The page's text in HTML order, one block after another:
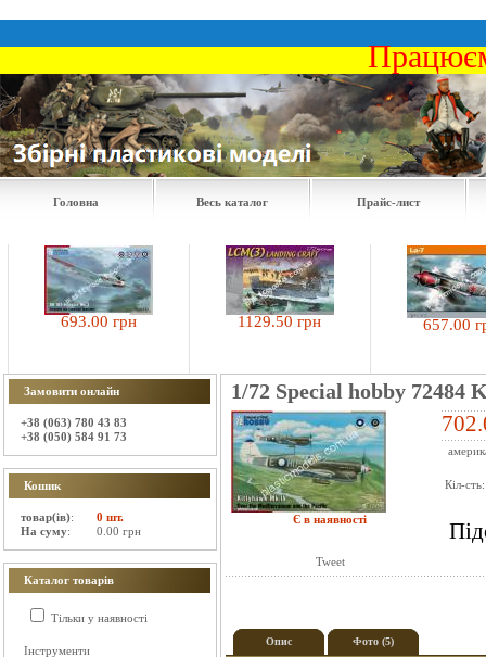
Головна Весь каталог Прайс-лист
693.00 грн 1129.50 грн 657.00 грн
Замовити онлайн
+38 (063) 780 43 83
+38 (050) 584 91 73
Кошик
товар(ів):
0 шт.
На суму: 0.00 грн
Каталог товарів
Тільки у наявності
Інструменти
1/72 Special hobby
Є в наявності
Tweet
Кіл-
Опис Фото (5)